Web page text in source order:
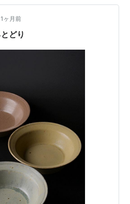
、いつも以上に嬉しかったで
の作家。笠間と益子、関東の人
も多い地域、それぞれの個性を
1ヶ月前
どり